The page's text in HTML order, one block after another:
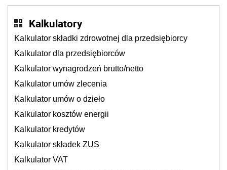
Kalkulatory
Kalkulator składki zdrowotnej dla przedsiębiorcy
Kalkulator dla przedsiębiorców
Kalkulator wynagrodzeń brutto/netto
Kalkulator umów zlecenia
Kalkulator umów o dzieło
Kalkulator kosztów energii
Kalkulator kredytów
Kalkulator składek ZUS
Kalkulator VAT